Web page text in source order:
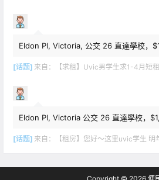
Eldon Pl, Victoria, 公交 26 直達學校，
[话题] 来自： 【求租】Uvic男学生求1-4月短租
Eldon Pl, Victoria 公交 26 直達學校，
[话题] 来自： 【租房】您好～这里uvic学生 明年1月份开